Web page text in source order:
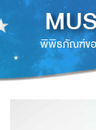
พิพิธภัณฑ์ขอ